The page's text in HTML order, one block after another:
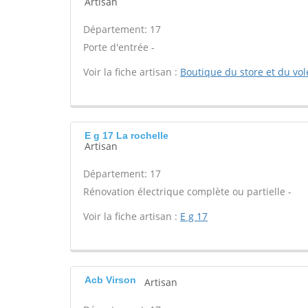
Département: 17
Porte d'entrée -
Voir la fiche artisan : Boutique du store et du
E g 17 La rochelle
Artisan
Département: 17
Rénovation électrique complète ou partielle -
Voir la fiche artisan : E g 17
Acb Virson Artisan